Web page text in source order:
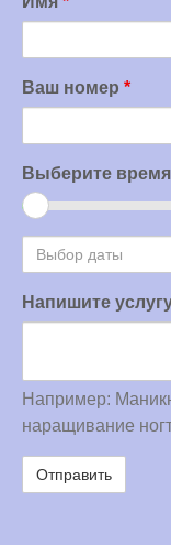
Ваш номер *
Выберите время
Выбор
даты
Напишите
Например:
наращивание